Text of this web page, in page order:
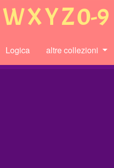
WXYZ0-9
Logica altre collezioni